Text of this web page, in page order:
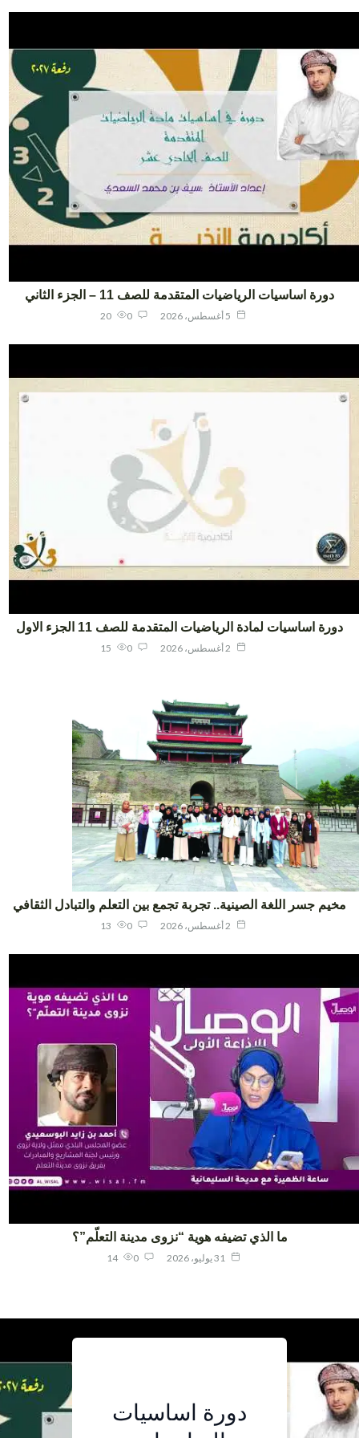
دورة اساسيات الرياضيات المتقدمة للصف 11 – الجزء الثاني
20
اساسيات لمادة الرياضيات المتقدمة للصف 11 الجزء الاول
15
جسر اللغة الصينية.. تجربة تجمع بين التعلم والتبادل الثقافي
13
ما الذي تضيفه هوية “نزوى مدينة التعلّم”؟
14
أربعة معلمين
دورة اساسيات
دورة اساسيات
لمادة
مخيم جسر
اللغة الصينية..